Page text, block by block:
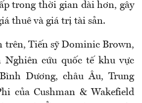
trong thời gian dài hơn, gây
thuê và giá trị tài sản.
trên, Tiến sỹ Dominic Brown,
Nghiên cứu quốc tế khu vực
Dương, châu Âu, Trung
của Cushman & Wakefield